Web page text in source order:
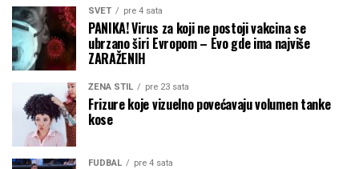
SVET pre 4 sata
PANIKA! Virus za koji ne postoji vakcina se
ubrzano širi Evropom – Evo gde ima najviše
ZARAŽENIH
ŽENA STIL pre 23 sata
Frizure koje vizuelno povećavaju volumen tanke
kose
FUDBAL pre 4 sata